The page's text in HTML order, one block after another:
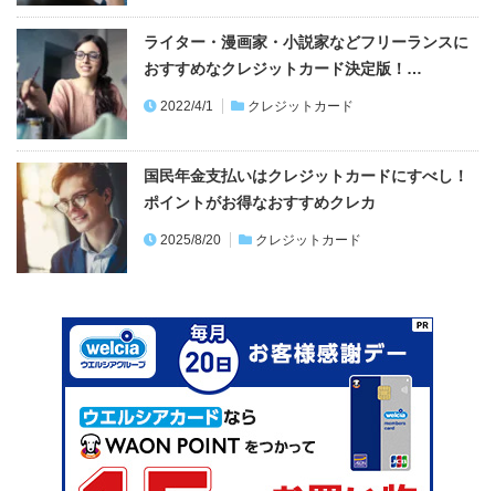
ライター・漫画家・小説家などフリーランスに
おすすめなクレジットカード決定版！…
2022/4/1 クレジットカード
国民年金支払いはクレジットカードにすべし！
ポイントがお得なおすすめクレカ
2025/8/20 クレジットカード